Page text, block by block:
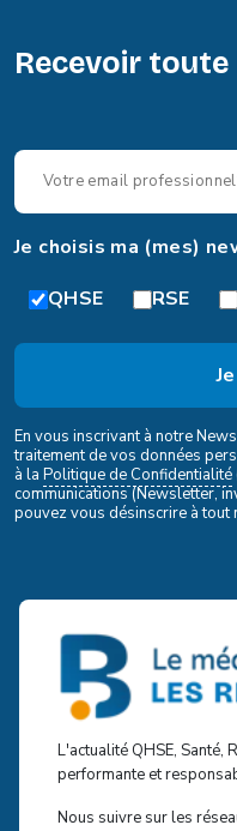
Recevoir toute
Je choisis ma (mes)
QHSE
RSE
En vous inscrivant à notre
traitement de vos données
à la Politique de Confidentialité
communications (Newsletter,
pouvez vous désinscrire à tout
L'actualité QHSE, Santé,
performante et
Nous suivre sur les